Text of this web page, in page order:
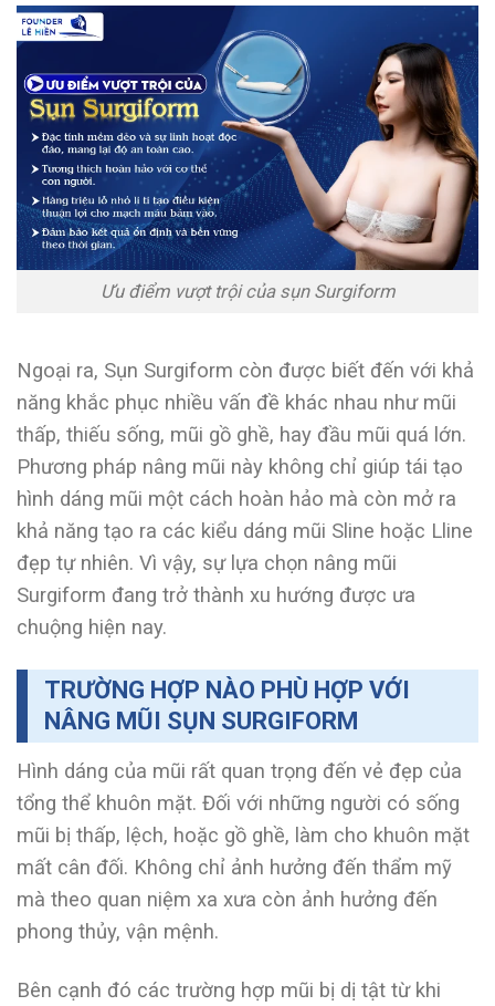
Ưu điểm vượt trội của sụn Surgiform
Ngoại ra, Sụn Surgiform còn được biết đến với khả
năng khắc phục nhiều vấn đề khác nhau như mũi
thấp, thiếu sống, mũi gồ ghề, hay đầu mũi quá lớn.
Phương pháp nâng mũi này không chỉ giúp tái tạo
hình dáng mũi một cách hoàn hảo mà còn mở ra
khả năng tạo ra các kiểu dáng mũi Sline hoặc Lline
đẹp tự nhiên. Vì vậy, sự lựa chọn nâng mũi
Surgiform đang trở thành xu hướng được ưa
chuộng hiện nay.
TRƯỜNG HỢP NÀO PHÙ HỢP VỚI
NÂNG MŨI SỤN SURGIFORM
Hình dáng của mũi rất quan trọng đến vẻ đẹp của
tổng thể khuôn mặt. Đối với những người có sống
mũi bị thấp, lệch, hoặc gồ ghề, làm cho khuôn mặt
mất cân đối. Không chỉ ảnh hưởng đến thẩm mỹ
mà theo quan niệm xa xưa còn ảnh hưởng đến
phong thủy, vận mệnh.
Bên cạnh đó các trường hợp mũi bị dị tật từ khi